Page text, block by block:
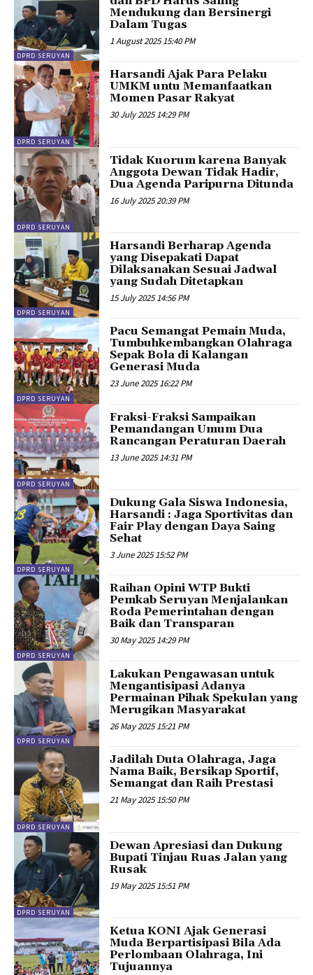
DPRD SERUYAN
Mendukung dan Bersinergi
Dalam Tugas
1 August 2025 15:40 PM
DPRD SERUYAN
Harsandi Ajak Para Pelaku
UMKM untu Memanfaatkan
Momen Pasar Rakyat
30 July 2025 14:29 PM
DPRD SERUYAN
Tidak Kuorum karena Banyak
Anggota Dewan Tidak Hadir,
Dua Agenda Paripurna Ditunda
16 July 2025 20:39 PM
DPRD SERUYAN
Harsandi Berharap Agenda
yang Disepakati Dapat
Dilaksanakan Sesuai Jadwal
yang Sudah Ditetapkan
15 July 2025 14:56 PM
DPRD SERUYAN
Pacu Semangat Pemain Muda,
Tumbuhkembangkan Olahraga
Sepak Bola di Kalangan
Generasi Muda
23 June 2025 16:22 PM
DPRD SERUYAN
Fraksi-Fraksi Sampaikan
Pemandangan Umum Dua
Rancangan Peraturan Daerah
13 June 2025 14:31 PM
DPRD SERUYAN
Dukung Gala Siswa Indonesia,
Harsandi : Jaga Sportivitas dan
Fair Play dengan Daya Saing
Sehat
3 June 2025 15:52 PM
DPRD SERUYAN
Raihan Opini WTP Bukti
Pemkab Seruyan Menjalankan
Roda Pemerintahan dengan
Baik dan Transparan
30 May 2025 14:29 PM
DPRD SERUYAN
Lakukan Pengawasan untuk
Mengantisipasi Adanya
Permainan Pihak Spekulan yang
Merugikan Masyarakat
26 May 2025 15:21 PM
DPRD SERUYAN
Jadilah Duta Olahraga, Jaga
Nama Baik, Bersikap Sportif,
Semangat dan Raih Prestasi
21 May 2025 15:50 PM
DPRD SERUYAN
Dewan Apresiasi dan Dukung
Bupati Tinjau Ruas Jalan yang
Rusak
19 May 2025 15:51 PM
Ketua KONI Ajak Generasi
Muda Berpartisipasi Bila Ada
Perlombaan Olahraga, Ini
Tujuannya